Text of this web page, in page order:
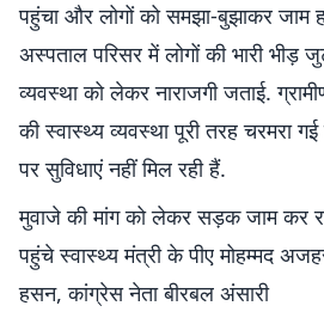
पहुंचा और लोगों को समझा-बुझाकर जाम
अस्पताल परिसर में लोगों की भारी भीड़
व्यवस्था को लेकर नाराजगी जताई.
की स्वास्थ्य व्यवस्था पूरी तरह चरमरा
पर सुविधाएं नहीं मिल रही हैं.
मुवाजे की मांग को लेकर सड़क जाम कर
पहुंचे स्वास्थ्य मंत्री के पीए मोहम्मद
हसन, कांग्रेस नेता बीरबल अंसारी